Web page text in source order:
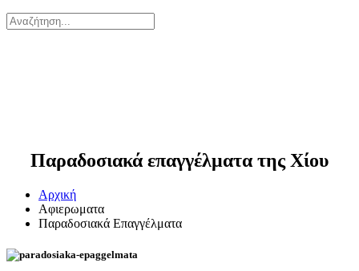
Παραδοσιακά επαγγέλματα της Χίου
Αρχική
Αφιερωματα
Παραδοσιακά Επαγγέλματα